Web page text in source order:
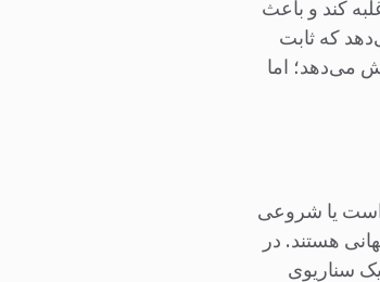
کند و باعث
که ثابت
می‌دهد؛ اما
است یا شروعی
هستند. در
سناریوی